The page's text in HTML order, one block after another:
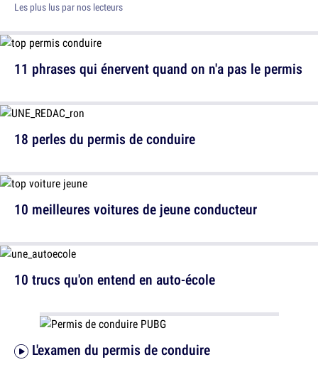
Les plus lus par nos lecteurs
11 phrases qui énervent quand on n'a pas le permis
10 meilleures voitures de jeune conducteur
L'examen du permis de conduire
18 perles du permis de conduire
10 trucs qu'on entend en auto-école